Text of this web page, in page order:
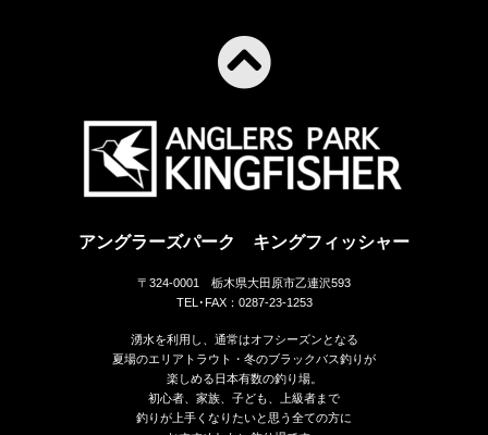
アングラーズパーク キングフィッシャー
〒324-0001 栃木県大田原市乙連沢593
TEL･FAX：0287-23-1253
湧水を利用し、通常はオフシーズンとなる
夏場のエリアトラウト・冬のブラックバス釣りが
楽しめる日本有数の釣り場。
初心者、家族、子ども、上級者まで
釣りが上手くなりたいと思う全ての方に